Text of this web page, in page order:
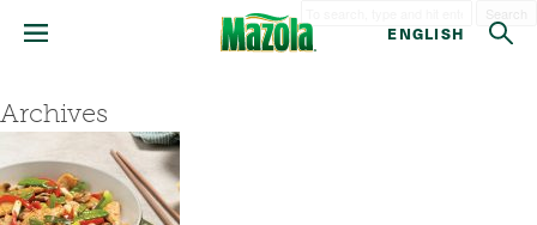
ENGLISH
Archives